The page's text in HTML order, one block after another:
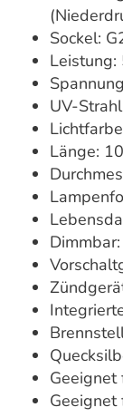
Sockel:
Leistung:
UV-
Länge:
Dimmbar:
Geeignet
Geeignet